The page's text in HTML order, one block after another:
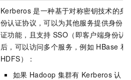
Kerberos 是一种基于对称密钥技术的身
份认证协议，可以为其他服务提供身份认
证功能，且支持 SSO（即客户端身份认
后，可以访问多个服务，例如 HBase 和
HDFS）：
如果 Hadoop 集群有 Kerberos 认